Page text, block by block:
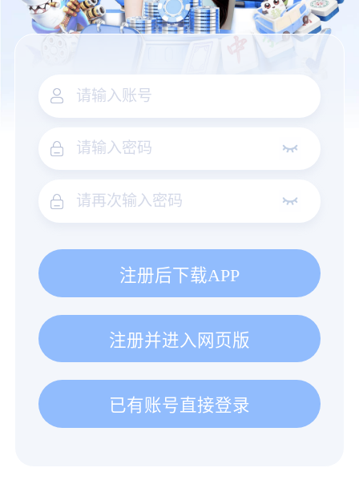
注册后下载APP
注册并进入网页版
已有账号直接登录